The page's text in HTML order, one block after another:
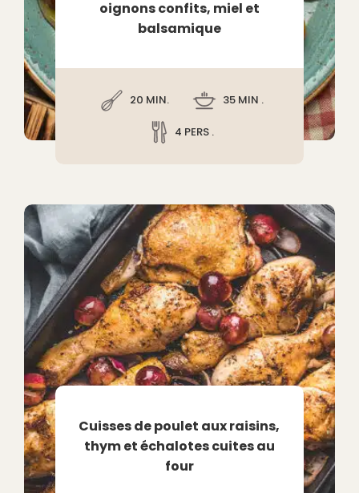
oignons confits, miel et
balsamique
20 MIN. 35 MIN .
4 PERS .
Cuisses de poulet aux raisins,
thym et échalotes cuites au
four